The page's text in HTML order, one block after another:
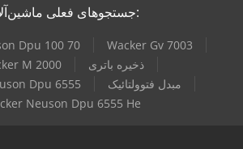
جستجوهای فعلی ماشین‌آلات:
Dpu 100 70
Wacker Gv 7003
M 2000
ذخیره باتری
Dpu 6555
مبدل فتوولتائیک
Neuson Dpu 6555 He